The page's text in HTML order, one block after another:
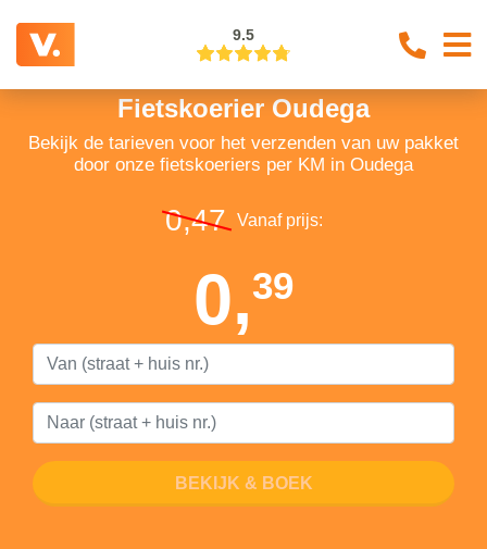
9.5
Fietskoerier Oudega
Bekijk de tarieven voor het verzenden van uw pakket
door onze fietskoeriers per KM in Oudega
0,47 Vanaf prijs:
0,39
BEKIJK & BOEK